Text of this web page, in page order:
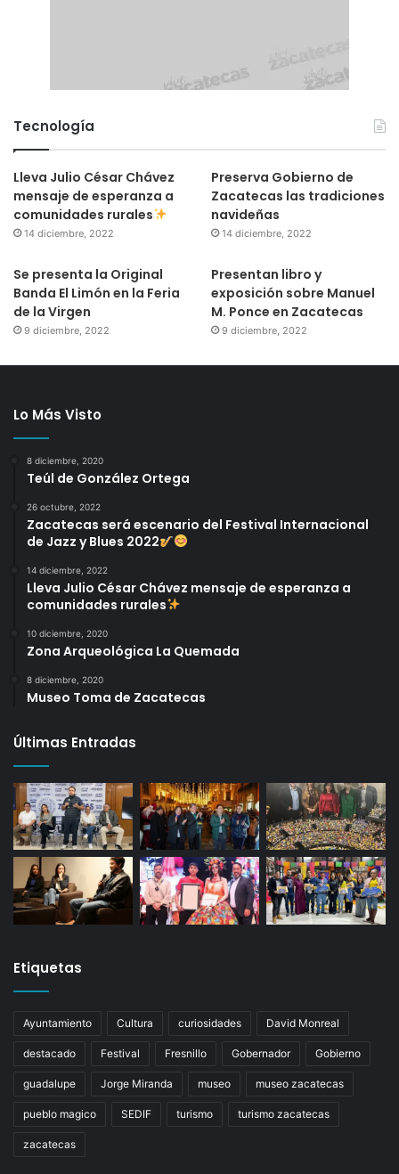
Tecnología
Lleva Julio César Chávez
mensaje de esperanza a
comunidades rurales
14 diciembre, 2022
Preserva Gobierno de
Zacatecas las tradiciones
navideñas
14 diciembre, 2022
Se presenta la Original
Banda El Limón en la Feria
de la Virgen
9 diciembre, 2022
Presentan libro y
exposición sobre Manuel
M. Ponce en Zacatecas
9 diciembre, 2022
Lo Más Visto
8 diciembre, 2020
Teúl de González Ortega
26 octubre, 2022
Zacatecas será escenario del Festival Internacional
de Jazz y Blues 2022
14 diciembre, 2022
Lleva Julio César Chávez mensaje de esperanza a
comunidades rurales
10 diciembre, 2020
Zona Arqueológica La Quemada
8 diciembre, 2020
Museo Toma de Zacatecas
Últimas Entradas
Etiquetas
Ayuntamiento Cultura curiosidades David Monreal
destacado Festival Fresnillo Gobernador Gobierno
guadalupe Jorge Miranda museo museo zacatecas
pueblo magico SEDIF turismo turismo zacatecas
zacatecas